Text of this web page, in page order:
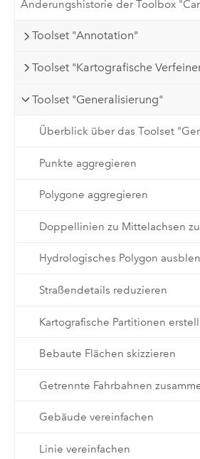
Änderungshistorie der Toolbox
Toolset "Annotation"
Toolset "Kartografische
Toolset "Generalisierung"
Überblick über das Toolset
Punkte aggregieren
Polygone aggregieren
Doppellinien zu Mittelachsen
Hydrologisches Polygon
Straßendetails reduzieren
Kartografische Partitionen
Bebaute Flächen skizzieren
Getrennte Fahrbahnen
Gebäude vereinfachen
Linie vereinfachen